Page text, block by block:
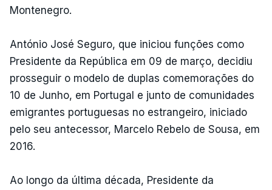
Montenegro.
António José Seguro, que iniciou funções como
Presidente da República em 09 de março, decidiu
prosseguir o modelo de duplas comemorações do
10 de Junho, em Portugal e junto de comunidades
emigrantes portuguesas no estrangeiro, iniciado
pelo seu antecessor, Marcelo Rebelo de Sousa, em
2016.
Ao longo da última década, Presidente da